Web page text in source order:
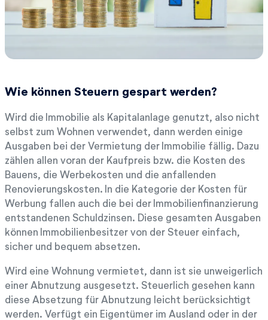
Wie können Steuern gespart werden?
Wird die Immobilie als Kapitalanlage genutzt, also nicht
selbst zum Wohnen verwendet, dann werden einige
Ausgaben bei der Vermietung der Immobilie fällig. Dazu
zählen allen voran der Kaufpreis bzw. die Kosten des
Bauens, die Werbekosten und die anfallenden
Renovierungskosten. In die Kategorie der Kosten für
Werbung fallen auch die bei der Immobilienfinanzierung
entstandenen Schuldzinsen. Diese gesamten Ausgaben
können Immobilienbesitzer von der Steuer einfach,
sicher und bequem absetzen.
Wird eine Wohnung vermietet, dann ist sie unweigerlich
einer Abnutzung ausgesetzt. Steuerlich gesehen kann
diese Absetzung für Abnutzung leicht berücksichtigt
werden. Verfügt ein Eigentümer im Ausland oder in der